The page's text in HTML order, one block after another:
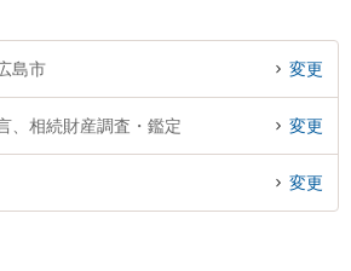
島市 変更
、相続財産調査・鑑定 変更
変更